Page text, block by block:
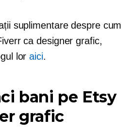
suplimentare despre cum
ca designer grafic,
loraici.
bani pe Etsy
grafic